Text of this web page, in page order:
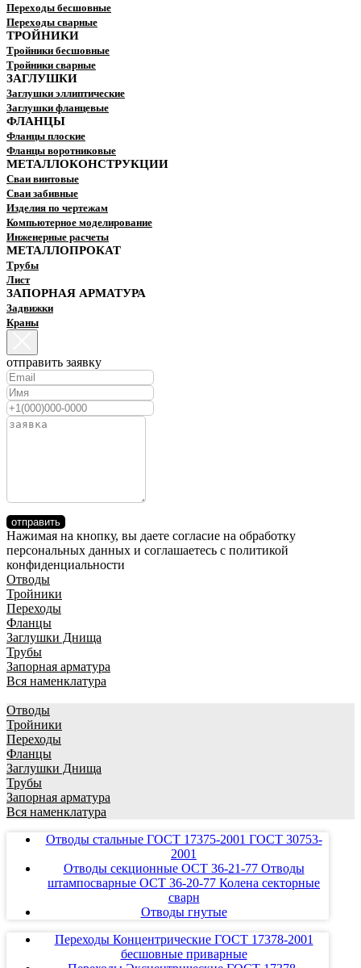
Переходы бесшовные
Переходы сварные
ТРОЙНИКИ
Тройники бесшовные
Тройники сварные
ЗАГЛУШКИ
Заглушки эллиптические
Заглушки фланцевые
ФЛАНЦЫ
Фланцы плоские
Фланцы воротниковые
МЕТАЛЛОКОНСТРУКЦИИ
Сваи винтовые
Сваи забивные
Изделия по чертежам
Компьютерное моделирование
Инженерные расчеты
МЕТАЛЛОПРОКАТ
Трубы
Лист
ЗАПОРНАЯ АРМАТУРА
Задвижки
Краны
отправить заявку
отправить
Нажимая на кнопку, вы даете согласие на обработку
персональных данных и соглашаетесь c политикой
конфиденциальности
Отводы
Тройники
Переходы
Фланцы
Заглушки Днища
Трубы
Запорная арматура
Вся наменклатура
Отводы
Тройники
Переходы
Фланцы
Заглушки Днища
Трубы
Запорная арматура
Вся наменклатура
Отводы стальные ГОСТ 17375-2001 ГОСТ 30753-
2001
Отводы секционные ОСТ 36-21-77 Отводы
штампосварные ОСТ 36-20-77 Колена секторные
сварн
Отводы гнутые
Переходы Концентрические ГОСТ 17378-2001
бесшовные приварные